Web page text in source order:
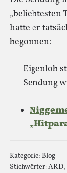
„beliebtesten
hatte er
begonnen:
Eigenlob
Sendung
Kategorie:Blog
Stichwörter:ARD,